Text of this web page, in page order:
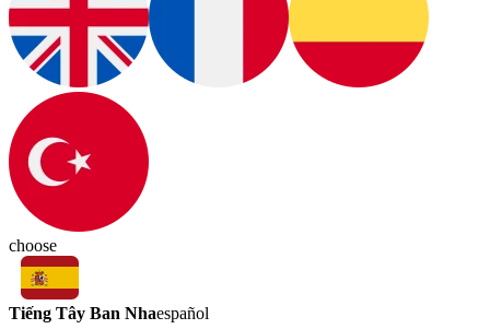
choose
Tiếng Tây Ban Nhaespañol